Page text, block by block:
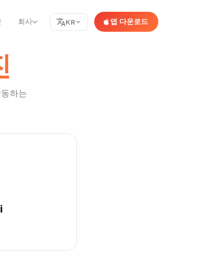
회사 KR 앱 다운로드
하는